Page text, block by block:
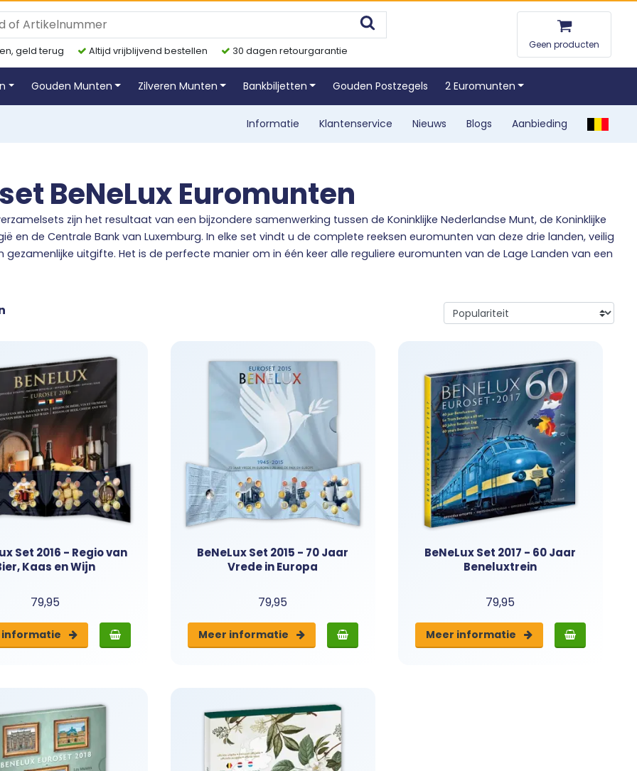
geld terug Altijd vrijblijvend bestellen 30 dagen retourgarantie
Geen producten
Gouden Munten Zilveren Munten Bankbiljetten Gouden Postzegels 2 Euromunten
Informatie Klantenservice Nieuws Blogs Aanbieding
BeNeLux Euromunten
zijn het resultaat van een bijzondere samenwerking tussen de Koninklijke Nederlandse Munt, de Koninklijke
en de Centrale Bank van Luxemburg. In elke set vindt u de complete reeksen euromunten van deze drie landen, veilig
gezamenlijke uitgifte. Het is de perfecte manier om in één keer alle reguliere euromunten van de Lage Landen van een
set is geslagen in de hoogwaardige Brilliant Uncirculated (BU) kwaliteit. Dit betekent dat de munten glanzender en
het wisselgeld in uw portemonnee. Naast de munten staat elke jaargang in het teken van een gemeenschappelijk
uitgiften als de schaarse jaargangen uit het verleden om uw serie compleet te maken.
Set 2016 - Regio van
Kaas en Wijn
79,95
informatie
BeNeLux Set 2015 - 70 Jaar
Vrede in Europa
79,95
Meer informatie
BeNeLux Set 2017 - 60 Jaar
Beneluxtrein
79,95
Meer informatie